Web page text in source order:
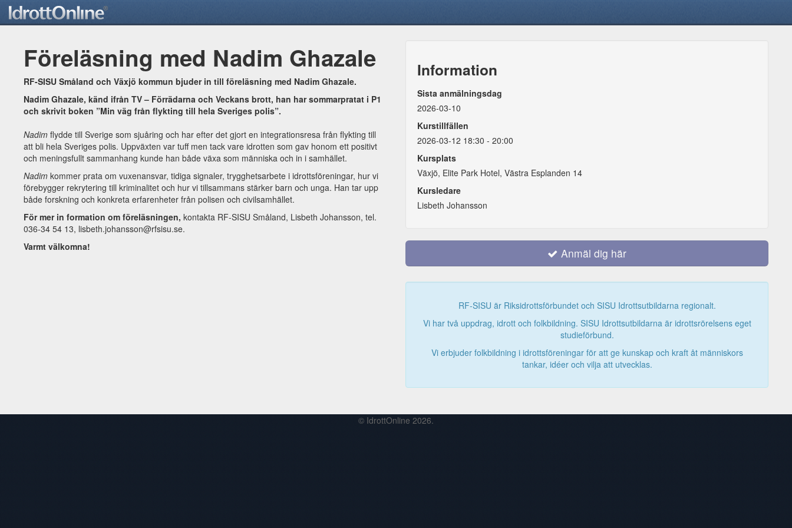
Föreläsning med Nadim Ghazale
RF-SISU Småland och Växjö kommun bjuder in till föreläsning med Nadim Ghazale.
Nadim Ghazale, känd ifrån TV – Förrädarna och Veckans brott, han har sommarpratat i P1
och skrivit boken ”Min väg från flykting till hela Sveriges polis”.
Nadim flydde till Sverige som sjuåring och har efter det gjort en integrationsresa från flykting till
att bli hela Sveriges polis. Uppväxten var tuff men tack vare idrotten som gav honom ett positivt
och meningsfullt sammanhang kunde han både växa som människa och in i samhället.
Nadim kommer prata om vuxenansvar, tidiga signaler, trygghetsarbete i idrottsföreningar, hur vi
förebygger rekrytering till kriminalitet och hur vi tillsammans stärker barn och unga. Han tar upp
både forskning och konkreta erfarenheter från polisen och civilsamhället.
För mer in formation om föreläsningen, kontakta RF-SISU Småland, Lisbeth Johansson, tel.
036-34 54 13, lisbeth.johansson@rfsisu.se.
Varmt välkomna!
Information
Sista anmälningsdag
2026-03-10
Kurstillfällen
2026-03-12 18:30 - 20:00
Kursplats
Växjö, Elite Park Hotel, Västra Esplanden 14
Kursledare
Lisbeth Johansson
Anmäl dig här
RF-SISU är Riksidrottsförbundet och SISU Idrottsutbildarna regionalt.
Vi har två uppdrag, idrott och folkbildning. SISU Idrottsutbildarna är idrottsrörelsens eget
studieförbund.
Vi erbjuder folkbildning i idrottsföreningar för att ge kunskap och kraft åt människors
tankar, idéer och vilja att utvecklas.
© IdrottOnline 2026.